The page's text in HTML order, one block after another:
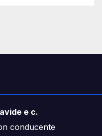
e c.
conducente